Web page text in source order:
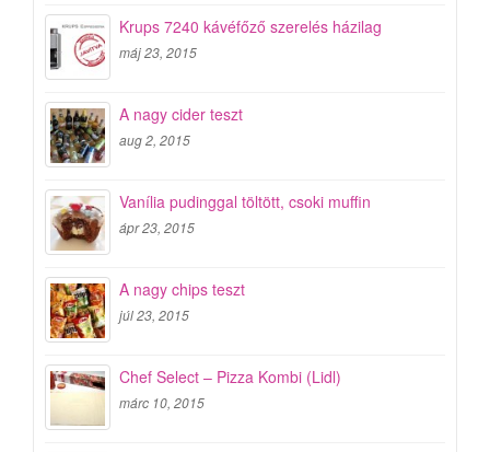
Krups 7240 kávéfőző szerelés házilag
máj 23, 2015
A nagy cider teszt
aug 2, 2015
Vanília pudinggal töltött, csoki muffin
ápr 23, 2015
A nagy chips teszt
júl 23, 2015
Chef Select – Pizza Kombi (Lidl)
márc 10, 2015